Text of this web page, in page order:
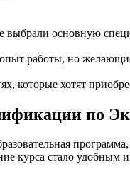
основную
работы, но желающие
которые хотят
по
курса стало удобным